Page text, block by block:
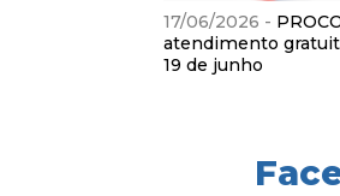
17/06/2026 -
atendimento
19 de junho